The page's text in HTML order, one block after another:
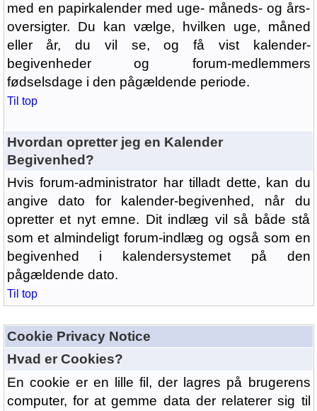
med en papirkalender med uge- måneds- og års-
oversigter. Du kan vælge, hvilken uge, måned
eller år, du vil se, og få vist kalender-
begivenheder og forum-medlemmers
fødselsdage i den pågældende periode.
Til top
Hvordan opretter jeg en Kalender
Begivenhed?
Hvis forum-administrator har tilladt dette, kan du
angive dato for kalender-begivenhed, når du
opretter et nyt emne. Dit indlæg vil så både stå
som et almindeligt forum-indlæg og også som en
begivenhed i kalendersystemet på den
pågældende dato.
Til top
Cookie Privacy Notice
Hvad er Cookies?
En cookie er en lille fil, der lagres på brugerens
computer, for at gemme data der relaterer sig til